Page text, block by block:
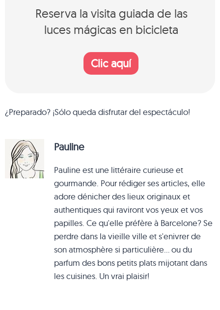
Reserva la visita guiada de las
luces mágicas en bicicleta
Clic aquí
¿Preparado? ¡Sólo queda disfrutar del espectáculo!
Pauline
Pauline est une littéraire curieuse et
gourmande. Pour rédiger ses articles, elle
adore dénicher des lieux originaux et
authentiques qui raviront vos yeux et vos
papilles. Ce qu'elle préfère à Barcelone? Se
perdre dans la vieille ville et s'enivrer de
son atmosphère si particulière... ou du
parfum des bons petits plats mijotant dans
les cuisines. Un vrai plaisir!